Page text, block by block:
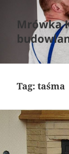
Mrówka
Tag:taśma